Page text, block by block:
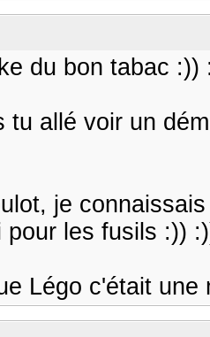
du bon tabac :))
tu allé voir un
je
pour les fusils :))
Légo c'était